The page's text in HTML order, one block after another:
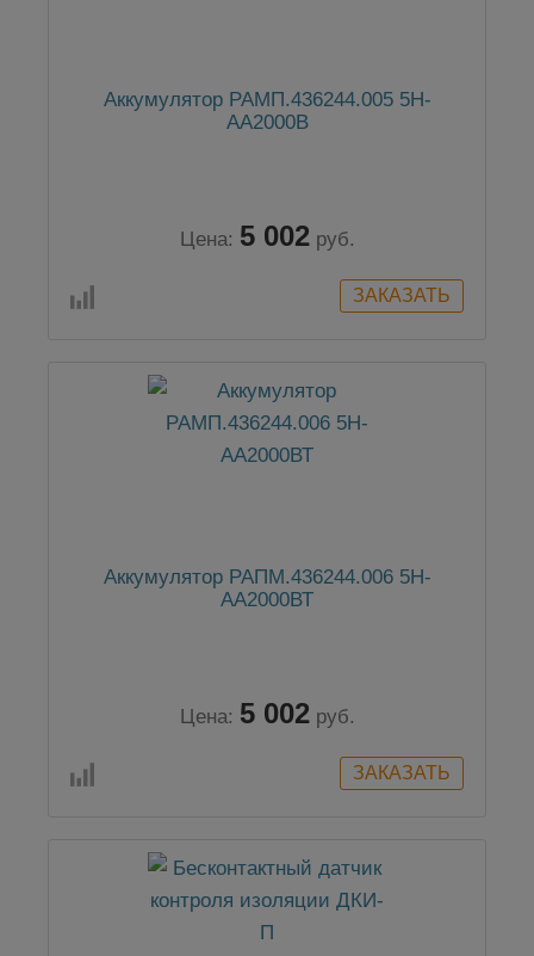
Аккумулятор РАМП.436244.005 5Н-
АА2000В
Цена: 5 002 руб.
Аккумулятор РАПМ.436244.006 5Н-
АА2000ВТ
Цена: 5 002 руб.